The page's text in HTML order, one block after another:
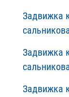
Задвижка
Задвижка
Задвижка